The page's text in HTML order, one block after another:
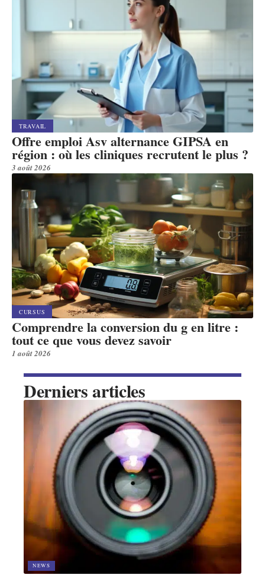
TRAVAIL
Offre emploi Asv alternance GIPSA en
région : où les cliniques recrutent le plus ?
3 août 2026
CURSUS
Comprendre la conversion du g en litre :
tout ce que vous devez savoir
1 août 2026
Derniers articles
NEWS